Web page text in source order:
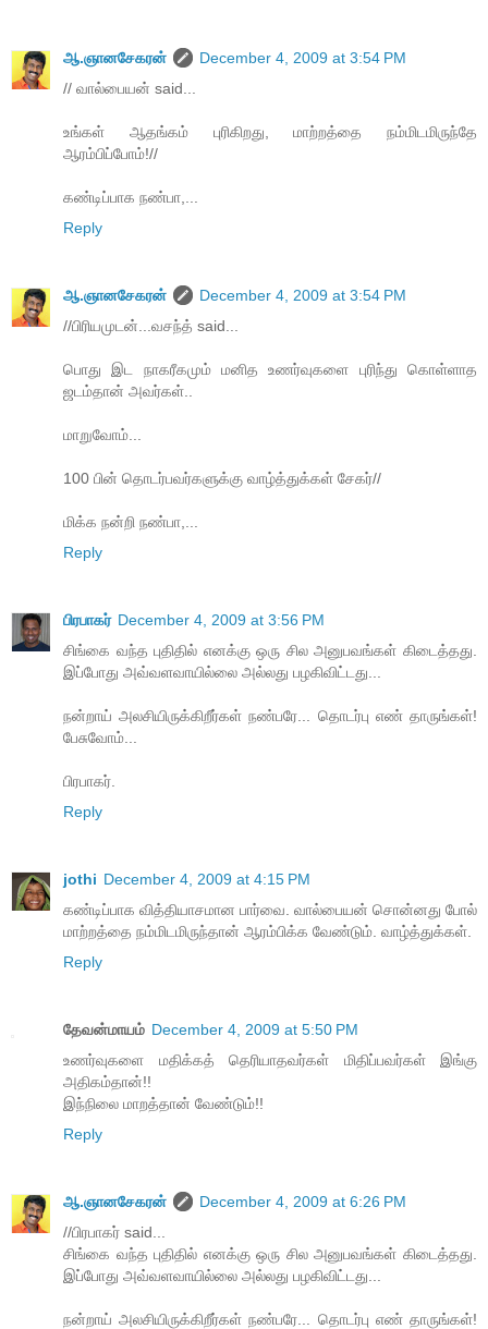
ஆ.ஞானசேகரன்
December 4, 2009 at 3:54 PM
// வால்பையன் said...
உங்கள் ஆதங்கம் புரிகிறது, மாற்றத்தை நம்மிடமிருந்தே
ஆரம்பிப்போம்!//
கண்டிப்பாக நண்பா,...
Reply
ஆ.ஞானசேகரன்
December 4, 2009 at 3:54 PM
//பிரியமுடன்...வசந்த் said...
பொது இட நாகரீகமும் மனித உணர்வுகளை புரிந்து கொள்ளாத
ஜடம்தான் அவர்கள்..
மாறுவோம்...
100 பின் தொடர்பவர்களுக்கு வாழ்த்துக்கள் சேகர்//
மிக்க நன்றி நண்பா,...
Reply
பிரபாகர் December 4, 2009 at 3:56 PM
சிங்கை வந்த புதிதில் எனக்கு ஒரு சில அனுபவங்கள் கிடைத்தது.
இப்போது அவ்வளவாயில்லை அல்லது பழகிவிட்டது...
நன்றாய் அலசியிருக்கிறீர்கள் நண்பரே... தொடர்பு எண் தாருங்கள்!
பேசுவோம்...
பிரபாகர்.
Reply
jothi December 4, 2009 at 4:15 PM
கண்டிப்பாக வித்தியாசமான பார்வை. வால்பையன் சொன்னது போல்
மாற்றத்தை நம்மிடமிருந்தான் ஆரம்பிக்க வேண்டும். வாழ்த்துக்கள்.
Reply
தேவன்மாயம் December 4, 2009 at 5:50 PM
உணர்வுகளை மதிக்கத் தெரியாதவர்கள் மிதிப்பவர்கள் இங்கு
அதிகம்தான்!!
இந்நிலை மாறத்தான் வேண்டும்!!
Reply
ஆ.ஞானசேகரன்
December 4, 2009 at 6:26 PM
//பிரபாகர் said...
சிங்கை வந்த புதிதில் எனக்கு ஒரு சில அனுபவங்கள் கிடைத்தது.
இப்போது அவ்வளவாயில்லை அல்லது பழகிவிட்டது...
நன்றாய் அலசியிருக்கிறீர்கள் நண்பரே... தொடர்பு எண் தாருங்கள்!